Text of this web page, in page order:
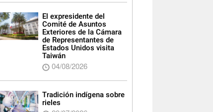
El expresidente del
Comité de Asuntos
Exteriores de la Cámara
de Representantes de
Estados Unidos visita
Taiwán
04/08/2026
Tradición indígena sobre
rieles